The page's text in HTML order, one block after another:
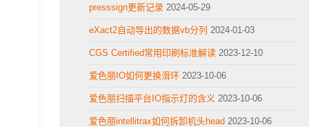
presssign更新记录 2024-05-29
eXact2自动导出的数据vb分列 2024-01-03
CGS Certified常用印刷标准解读 2023-12-10
爱色丽IO如何更换滑环 2023-10-06
爱色丽扫描平台IO指示灯的含义 2023-10-06
爱色丽intellitrax如何拆卸机头head 2023-10-06